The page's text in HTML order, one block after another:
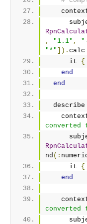
,
"1.1" ,
"*"
]). calc
      it
{
end
end
  describe
nd (:
      it
{
end